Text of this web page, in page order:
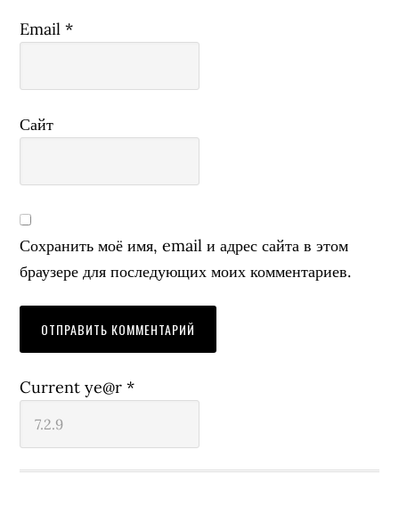
Email*
Сайт
Сохранить моё имя, email и адрес сайта в этом
браузере для последующих моих комментариев.
Current ye@r*